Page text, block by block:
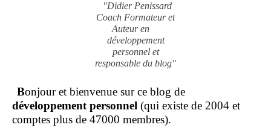
"Didier Penissard
Coach Formateur et
Auteur en
développement
personnel et
responsable du blog"
Bonjour et bienvenue sur ce blog de
développement personnel (qui existe de 2004 et
comptes plus de 47000 membres).